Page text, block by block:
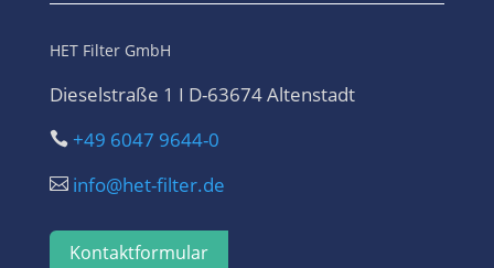
HET Filter GmbH
Dieselstraße 1 I D-63674 Altenstadt
 +49 6047 9644-0
 info@het-filter.de
Kontaktformular